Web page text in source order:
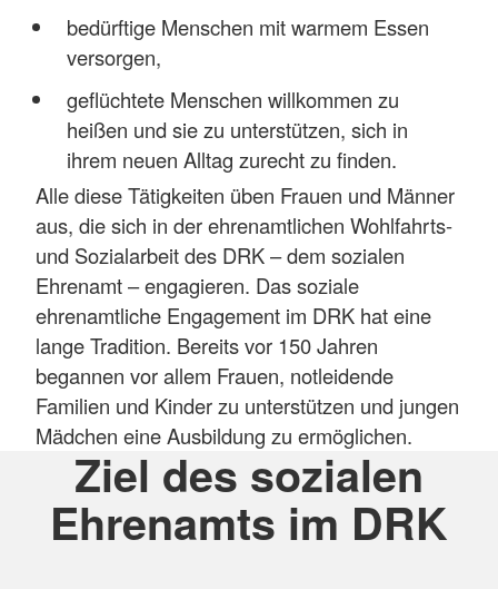
bedürftige Menschen mit warmem Essen
versorgen,
geflüchtete Menschen willkommen zu
heißen und sie zu unterstützen, sich in
ihrem neuen Alltag zurecht zu finden.
Alle diese Tätigkeiten üben Frauen und Männer
aus, die sich in der ehrenamtlichen Wohlfahrts-
und Sozialarbeit des DRK – dem sozialen
Ehrenamt – engagieren. Das soziale
ehrenamtliche Engagement im DRK hat eine
lange Tradition. Bereits vor 150 Jahren
begannen vor allem Frauen, notleidende
Familien und Kinder zu unterstützen und jungen
Mädchen eine Ausbildung zu ermöglichen.
Ziel des sozialen
Ehrenamts im DRK